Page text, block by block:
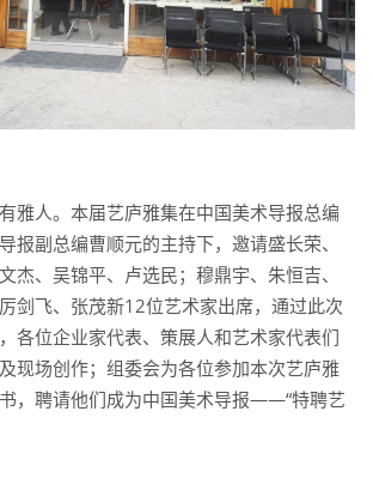
雅人。本届艺庐雅集在中国美术导报总编
报副总编曹顺元的主持下，邀请盛长荣、
杰、吴锦平、卢选民；穆鼎宇、朱恒吉、
剑飞、张茂新12位艺术家出席， 通过此次
各位企业家代表、策展人和艺术家代表们
现场创作；组委会为各位参加本次艺庐雅
，聘请他们成为中国美术导报——“特聘艺